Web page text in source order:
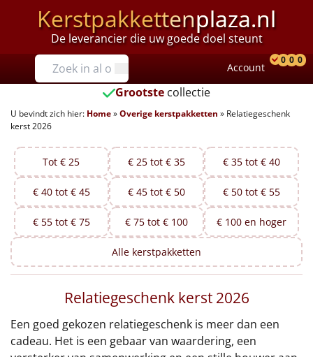
Kerstpakkettenplaza.nl
De leverancier die uw goede doel steunt
Prijzen
Tot €25
€25 tot €35
€35 tot €40
€40 tot €45
€45 tot €50
€50 tot €55
€75 tot €100
€100 en hoger
Account
0 0 0
Grootste collectie
U bevindt zich hier: Home»Overige kerstpakketten » Relatiegeschenk
kerst 2026
Tot € 25 € 25 tot € 35 € 35 tot € 40
€ 40 tot € 45 € 45 tot € 50 € 50 tot € 55
€ 55 tot € 75 € 75 tot € 100 € 100 en hoger
Alle kerstpakketten
Relatiegeschenk kerst 2026
Een goed gekozen relatiegeschenk is meer dan een
cadeau. Het is een gebaar van waardering, een